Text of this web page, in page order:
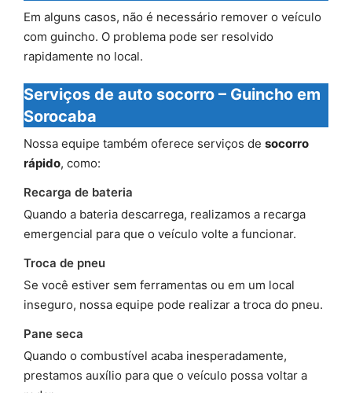
Em alguns casos, não é necessário remover o veículo
com guincho. O problema pode ser resolvido
rapidamente no local.
Serviços de auto socorro – Guincho em
Sorocaba
Nossa equipe também oferece serviços de socorro
rápido, como:
Recarga de bateria
Quando a bateria descarrega, realizamos a recarga
emergencial para que o veículo volte a funcionar.
Troca de pneu
Se você estiver sem ferramentas ou em um local
inseguro, nossa equipe pode realizar a troca do pneu.
Pane seca
Quando o combustível acaba inesperadamente,
prestamos auxílio para que o veículo possa voltar a